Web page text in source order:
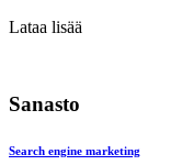
Lataa lisää
Sanasto
Search engine marketing